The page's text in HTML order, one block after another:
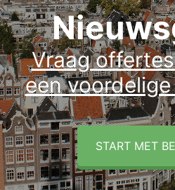
Vraag
een
START MET